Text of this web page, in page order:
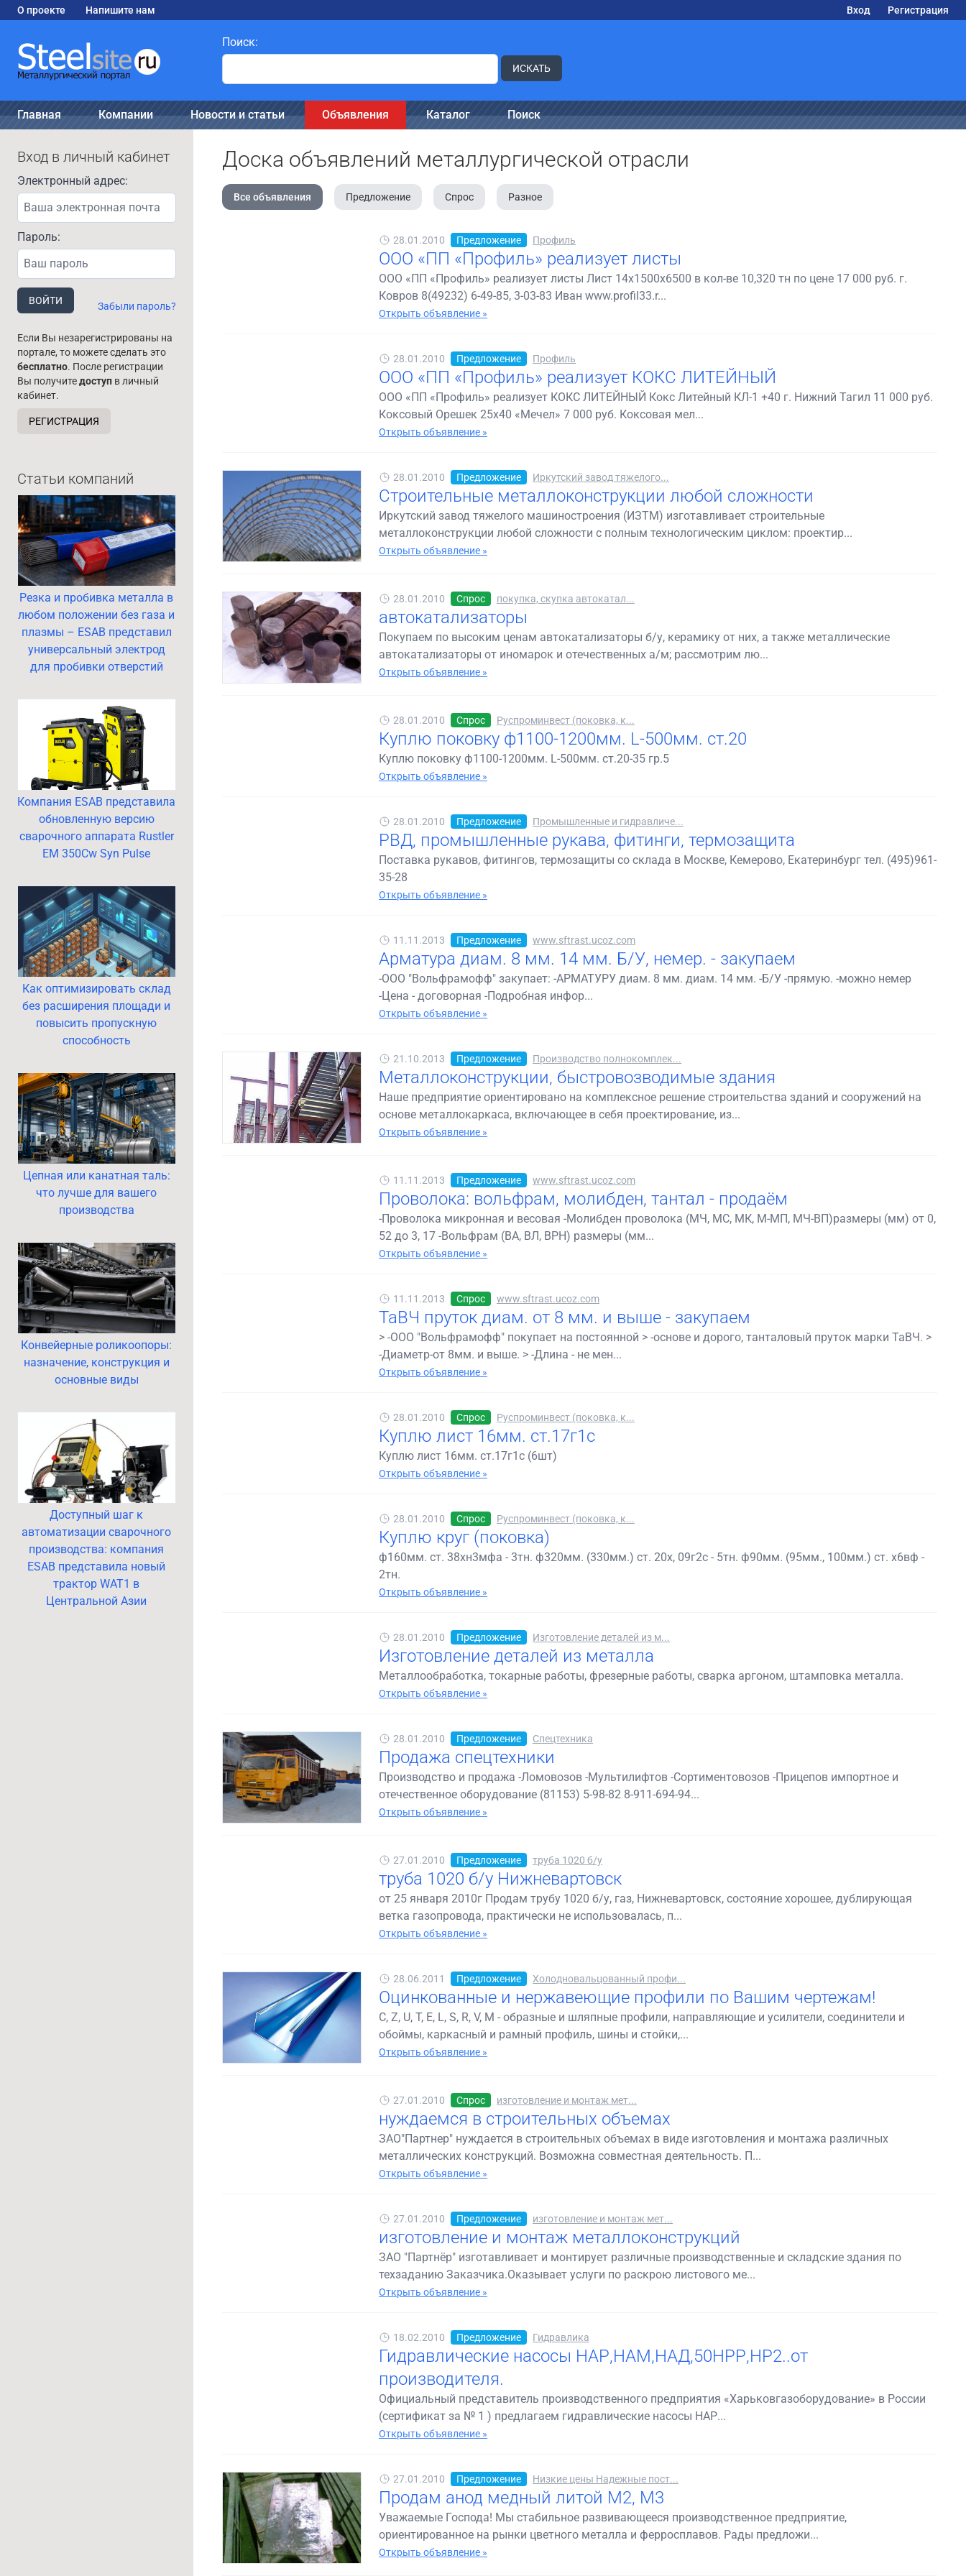
О проекте Напишите нам Вход Регистрация
Поиск:
ИСКАТЬ
Главная Компании Новости и статьи Объявления Каталог Поиск
Вход в личный кабинет
Электронный адрес:
Пароль:
ВОЙТИ Забыли пароль?
Если Вы незарегистрированы на
портале, то можете сделать это
бесплатно. После регистрации
Вы получитедоступ в личный
кабинет.
РЕГИСТРАЦИЯ
Статьи компаний
Резка и пробивка металла в
любом положении без газа и
плазмы – ESAB представил
универсальный электрод
для пробивки отверстий
Компания ESAB представила
обновленную версию
сварочного аппарата Rustler
EM 350Cw Syn Pulse
Как оптимизировать склад
без расширения площади и
повысить пропускную
способность
Цепная или канатная таль:
что лучше для вашего
производства
Конвейерные роликоопоры:
назначение, конструкция и
основные виды
Доступный шаг к
автоматизации сварочного
производства: компания
ESAB представила новый
трактор WAT1 в
Центральной Азии
Доска объявлений металлургической отрасли
Все объявления Предложение Спрос Разное
28.01.2010 Предложение Профиль
ООО «ПП «Профиль» реализует листы
ООО «ПП «Профиль» реализует листы Лист 14х1500х6500 в кол-ве 10,320 тн по цене 17 000 руб. г.
Ковров 8(49232) 6-49-85, 3-03-83 Иван www.profil33.r...
Открыть объявление »
28.01.2010 Предложение Профиль
ООО «ПП «Профиль» реализует КОКС ЛИТЕЙНЫЙ
ООО «ПП «Профиль» реализует КОКС ЛИТЕЙНЫЙ Кокс Литейный КЛ-1 +40 г. Нижний Тагил 11 000 руб.
Коксовый Орешек 25х40 «Мечел» 7 000 руб. Коксовая мел...
Открыть объявление »
28.01.2010 Предложение Иркутский завод тяжелого...
Строительные металлоконструкции любой сложности
Иркутский завод тяжелого машиностроения (ИЗТМ) изготавливает строительные
металлоконструкции любой сложности с полным технологическим циклом: проектир...
Открыть объявление »
28.01.2010 Спрос покупка, скупка автокатал...
автокатализаторы
Покупаем по высоким ценам автокатализаторы б/у, керамику от них, а также металлические
автокатализаторы от иномарок и отечественных а/м; рассмотрим лю...
Открыть объявление »
28.01.2010 Спрос Руспроминвест (поковка, к...
Куплю поковку ф1100-1200мм. L-500мм. ст.20
Куплю поковку ф1100-1200мм. L-500мм. ст.20-35 гр.5
Открыть объявление »
28.01.2010 Предложение Промышленные и гидравличе...
РВД, промышленные рукава, фитинги, термозащита
Поставка рукавов, фитингов, термозащиты со склада в Москве, Кемерово, Екатеринбург тел. (495)961-
35-28
Открыть объявление »
11.11.2013 Предложение www.sftrast.ucoz.com
Арматура диам. 8 мм. 14 мм. Б/У, немер. - закупаем
-ООО "Вольфрамофф" закупает: -АРМАТУРУ диам. 8 мм. диам. 14 мм. -Б/У -прямую. -можно немер
-Цена - договорная -Подробная инфор...
Открыть объявление »
21.10.2013 Предложение Производство полнокомплек...
Металлоконструкции, быстровозводимые здания
Наше предприятие ориентировано на комплексное решение строительства зданий и сооружений на
основе металлокаркаса, включающее в себя проектирование, из...
Открыть объявление »
11.11.2013 Предложение www.sftrast.ucoz.com
Проволока: вольфрам, молибден, тантал - продаём
-Проволока микронная и весовая -Молибден проволока (МЧ, МС, МК, М-МП, МЧ-ВП)размеры (мм) от 0,
52 до 3, 17 -Вольфрам (ВА, ВЛ, ВРН) размеры (мм...
Открыть объявление »
11.11.2013 Спрос www.sftrast.ucoz.com
ТаВЧ пруток диам. от 8 мм. и выше - закупаем
> -ООО "Вольфрамофф" покупает на постоянной > -основе и дорого, танталовый пруток марки ТаВЧ. >
-Диаметр-от 8мм. и выше. > -Длина - не мен...
Открыть объявление »
28.01.2010 Спрос Руспроминвест (поковка, к...
Куплю лист 16мм. ст.17г1с
Куплю лист 16мм. ст.17г1с (6шт)
Открыть объявление »
28.01.2010 Спрос Руспроминвест (поковка, к...
Куплю круг (поковка)
ф160мм. ст. 38хн3мфа - 3тн. ф320мм. (330мм.) ст. 20х, 09г2с - 5тн. ф90мм. (95мм., 100мм.) ст. х6вф -
2тн.
Открыть объявление »
28.01.2010 Предложение Изготовление деталей из м...
Изготовление деталей из металла
Металлообработка, токарные работы, фрезерные работы, сварка аргоном, штамповка металла.
Открыть объявление »
28.01.2010 Предложение Спецтехника
Продажа спецтехники
Производство и продажа -Ломовозов -Мультилифтов -Сортиментовозов -Прицепов импортное и
отечественное оборудование (81153) 5-98-82 8-911-694-94...
Открыть объявление »
27.01.2010 Предложение труба 1020 б/у
труба 1020 б/у Нижневартовск
от 25 января 2010г Продам трубу 1020 б/у, газ, Нижневартовск, состояние хорошее, дублирующая
ветка газопровода, практически не использовалась, п...
Открыть объявление »
28.06.2011 Предложение Холодновальцованный профи...
Оцинкованные и нержавеющие профили по Вашим чертежам!
C, Z, U, T, E, L, S, R, V, M - образные и шляпные профили, направляющие и усилители, соединители и
обоймы, каркасный и рамный профиль, шины и стойки,...
Открыть объявление »
27.01.2010 Спрос изготовление и монтаж мет...
нуждаемся в строительных объемах
ЗАО"Партнер" нуждается в строительных объемах в виде изготовления и монтажа различных
металлических конструкций. Возможна совместная деятельность. П...
Открыть объявление »
27.01.2010 Предложение изготовление и монтаж мет...
изготовление и монтаж металлоконструкций
ЗАО "Партнёр" изготавливает и монтирует различные производственные и складские здания по
техзаданию Заказчика.Оказывает услуги по раскрою листового ме...
Открыть объявление »
18.02.2010 Предложение Гидравлика
Гидравлические насосы НАР,НАМ,НАД,50НРР,НР2..от
производителя.
Официальный представитель производственного предприятия «Харьковгазоборудование» в России
(сертификат за № 1 ) предлагаем гидравлические насосы НАР...
Открыть объявление »
27.01.2010 Предложение Низкие цены Надежные пост...
Продам анод медный литой М2, М3
Уважаемые Господа! Мы стабильное развивающееся производственное предприятие,
ориентированное на рынки цветного металла и ферросплавов. Рады предложи...
Открыть объявление »